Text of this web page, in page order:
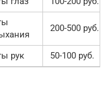
200-500 руб.
рук 50-100 руб.